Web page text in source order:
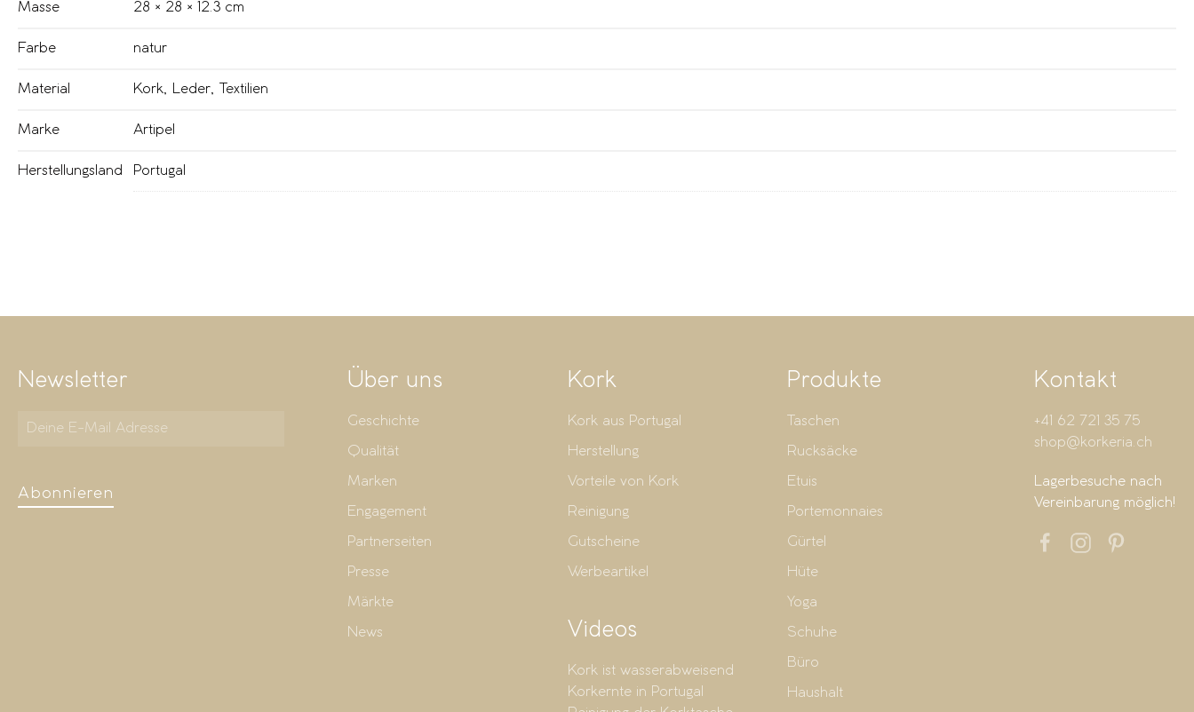
Masse 28 × 28 × 12.3 cm
Farbe natur
Material Kork, Leder, Textilien
Marke Artipel
Herstellungsland Portugal
Newsletter
Abonnieren
Über uns
Geschichte
Qualität
Marken
Engagement
Partnerseiten
Presse
Märkte
News
Kork
Kork aus Portugal
Herstellung
Vorteile von Kork
Reinigung
Gutscheine
Werbeartikel
Videos
Kork ist wasserabweisend
Korkernte in Portugal
Produkte
Taschen
Rucksäcke
Etuis
Portemonnaies
Gürtel
Hüte
Yoga
Schuhe
Büro
Haushalt
Kontakt
+41 62 721 35 75
shop@korkeria.ch
Lagerbesuche nach
Vereinbarung möglich!